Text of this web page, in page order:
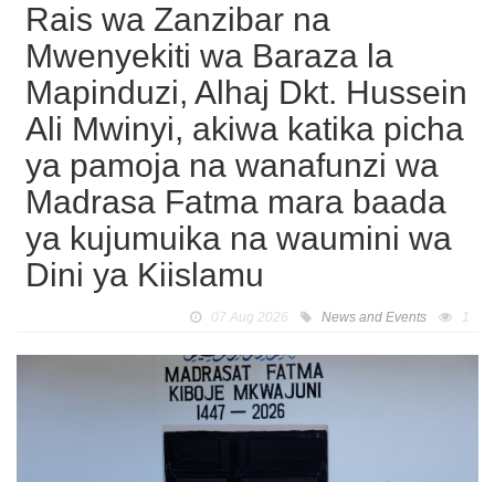
Rais wa Zanzibar na
Mwenyekiti wa Baraza la
Mapinduzi, Alhaj Dkt. Hussein
Ali Mwinyi, akiwa katika picha
ya pamoja na wanafunzi wa
Madrasa Fatma mara baada
ya kujumuika na waumini wa
Dini ya Kiislamu
07 Aug 2026 News and Events 1